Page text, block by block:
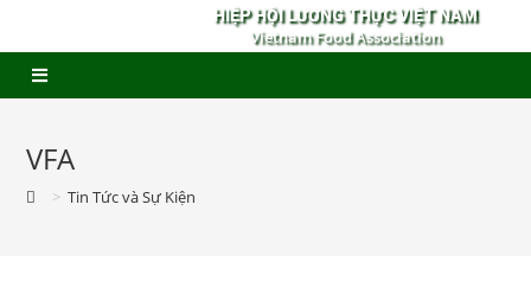
HIỆP HỘI LƯƠNG THỰC VIỆT NAM
Vietnam Food Association
VFA
> Tin Tức và Sự Kiện